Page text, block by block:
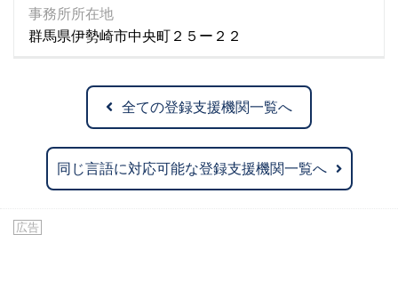
事務所所在地
群馬県伊勢崎市中央町２５ー２２
全ての登録支援機関一覧へ
同じ言語に対応可能な登録支援機関一覧へ
広告